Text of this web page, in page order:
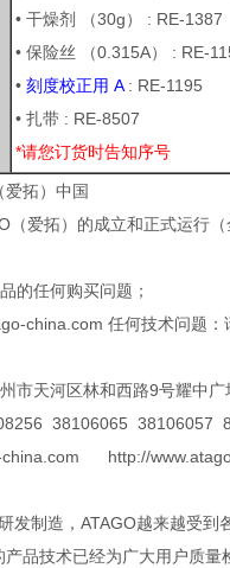
• 干燥剂 （30g） : RE-1387
• 保险丝 （0.315A） : RE-
• 刻度校正用 A: RE-1195
• 扎带 : RE-8507
*请您订货时告知序号
爱拓）中国
（爱拓）的成立和正式运行
的任何购买问题；
china.com 任何技术问题
市天河区林和西路9号耀中
38106065 38106057
china.com http://
发制造，ATAGO越来越受到
产品技术已经为广大用户质量